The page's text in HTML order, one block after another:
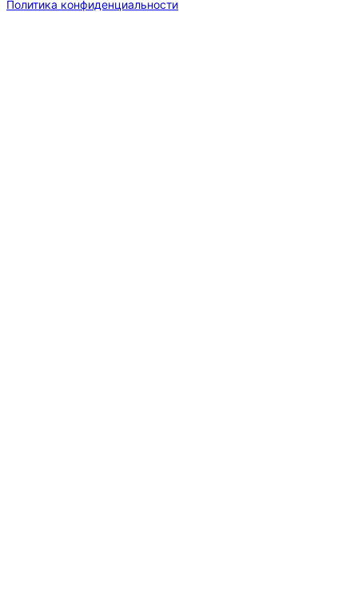
Политика конфиденциальности